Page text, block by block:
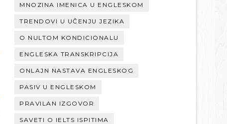
MNOZINA IMENICA U ENGLESKOM
TRENDOVI U UČENJU JEZIKA
O NULTOM KONDICIONALU
ENGLESKA TRANSKRIPCIJA
ONLAJN NASTAVA ENGLESKOG
PASIV U ENGLESKOM
PRAVILAN IZGOVOR
SAVETI O IELTS ISPITIMA